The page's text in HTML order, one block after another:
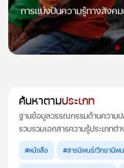
การแบ่งปันความรู้ทางสังค
ค้นหาตามประเภท
ฐานข้อมูลวรรณกรรมด้านความ
รวบรวมเอกสารความรู้ประเภทต่
#หนังสือ #สารนิพนธ์/วิทยานิพ